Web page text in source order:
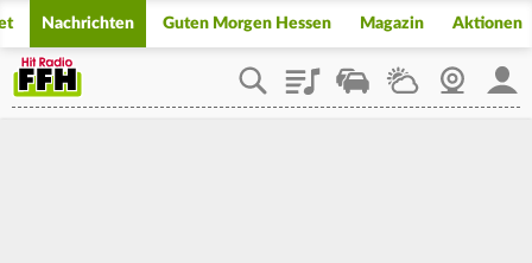
Nachrichten Guten Morgen Hessen Magazin Aktionen
PlaylistStaupilotWetterWebcam